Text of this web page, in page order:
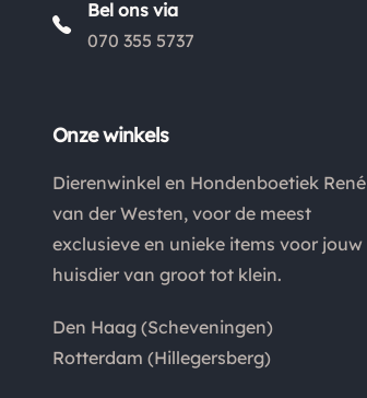
Bel ons via
070 355 5737
Onze winkels
Dierenwinkel en Hondenboetiek René
van der Westen, voor de meest
exclusieve en unieke items voor jouw
huisdier van groot tot klein.
Den Haag (Scheveningen)
Rotterdam (Hillegersberg)